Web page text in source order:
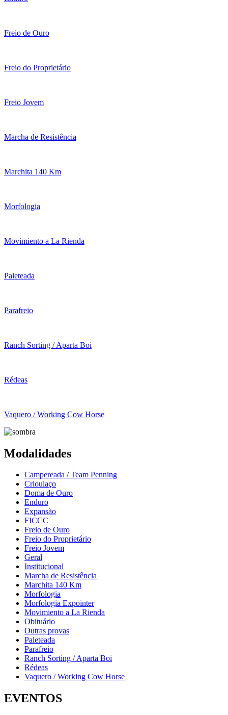
Freio de Ouro
Freio do Proprietário
Freio Jovem
Marcha de Resistência
Marchita 140 Km
Morfologia
Movimiento a La Rienda
Paleteada
Parafreio
Ranch Sorting / Aparta Boi
Rédeas
Vaquero / Working Cow Horse
Modalidades
Campereada / Team Penning
Crioulaço
Doma de Ouro
Enduro
Expansão
FICCC
Freio de Ouro
Freio do Proprietário
Freio Jovem
Geral
Institucional
Marcha de Resistência
Marchita 140 Km
Morfologia
Morfologia Expointer
Movimiento a La Rienda
Obituário
Outras provas
Paleteada
Parafreio
Ranch Sorting / Aparta Boi
Rédeas
Vaquero / Working Cow Horse
EVENTOS